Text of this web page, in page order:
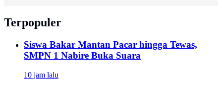
Terpopuler
Siswa Bakar Mantan Pacar hingga Tewas,
SMPN 1 Nabire Buka Suara
10 jam lalu